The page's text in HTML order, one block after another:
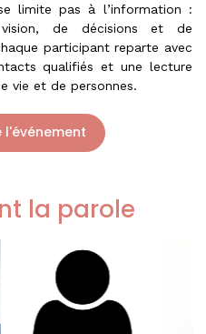
limite pas à l’information :
de décisions et de
participant reparte avec
qualifiés et une lecture
vie et de personnes.
l'événement
la parole